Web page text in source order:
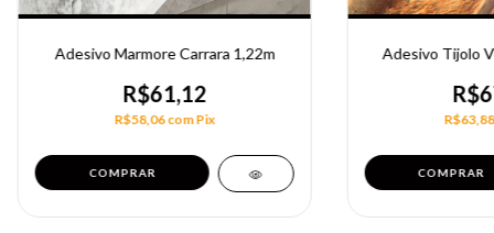
Adesivo Marmore Carrara 1,22m
R$61,12
R$58,06comPix
COMPRAR
Adesivo Tijolo
COMPRAR